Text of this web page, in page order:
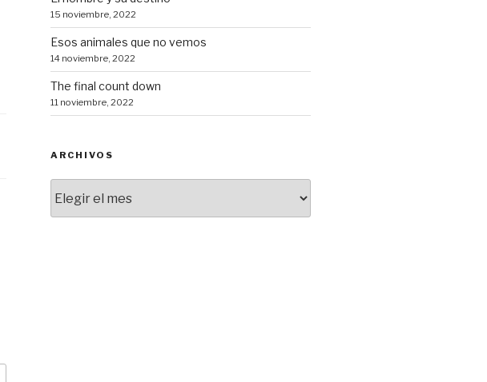
15 noviembre, 2022
Esos animales que no vemos
14 noviembre, 2022
The final count down
11 noviembre, 2022
ARCHIVOS